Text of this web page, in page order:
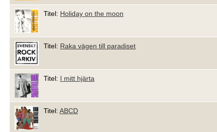
Titel: Holiday on the moon
Titel: Raka vägen till paradiset
Titel: I mitt hjärta
Titel: ABCD